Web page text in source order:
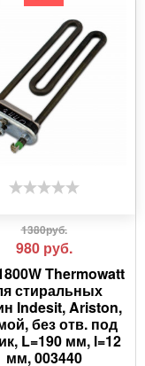
1380руб.
980 руб.
Thermowatt
стиральных
Indesit, Ariston,
без отв. под
L=190 мм, l=12
мм, 003440